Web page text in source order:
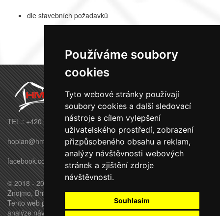
Používáme soubory
cookies
Tyto webové stránky používají
soubory cookies a další sledovací
nástroje s cílem vylepšení
uživatelského prostředí, zobrazení
přizpůsobeného obsahu a reklam,
analýzy návštěvnosti webových
stránek a zjištění zdroje
návštěvnosti.
Souhlasím
dle stavebních požadavků
TEL.: +420 770 695 569
hopian@hmbuilding.cz
facebook.com/HMbuildingstavby
© 2018 - 2026 HM BUILDING s.r.o. - Moravské Budějovice,
Znojmo, Brno, Třebíč, Jihlava
Tento web používá k poskytování služeb, personalizaci reklam a
analýze návštěvnosti soubory cookie.Pro úpravu převolby